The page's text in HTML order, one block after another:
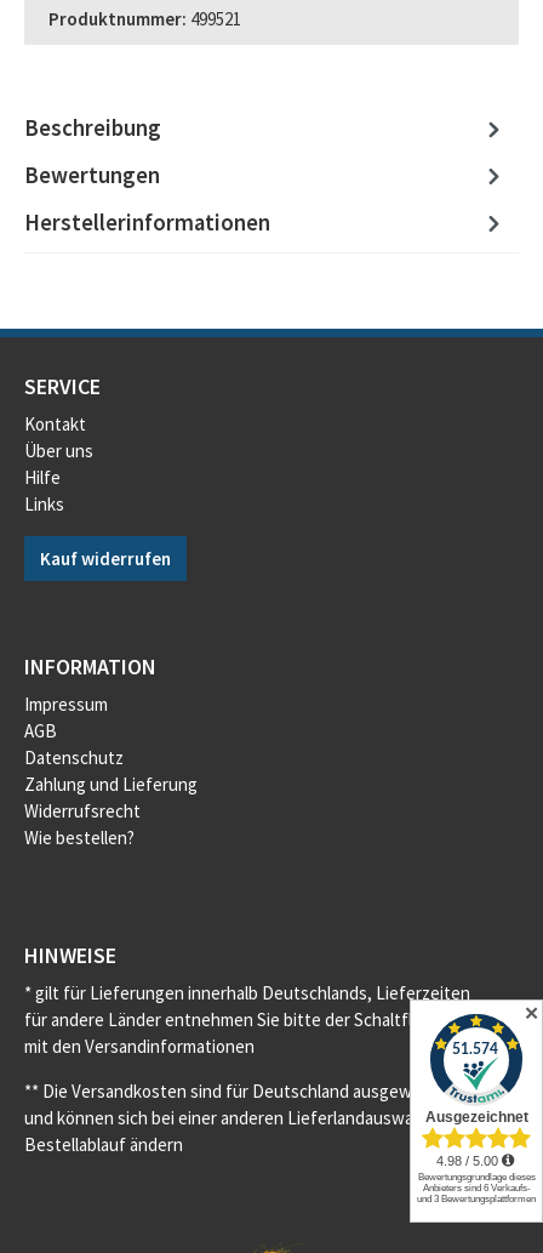
Produktnummer: 499521
Beschreibung
Bewertungen
Herstellerinformationen
SERVICE
Kontakt
Über uns
Hilfe
Links
Kauf widerrufen
INFORMATION
Impressum
AGB
Datenschutz
Zahlung und Lieferung
Widerrufsrecht
Wie bestellen?
HINWEISE
* gilt für Lieferungen innerhalb Deutschlands, Lieferzeiten
für andere Länder entnehmen Sie bitte der Schaltfläche
mit den Versandinformationen
** Die Versandkosten sind für Deutschland ausgewiesen
und können sich bei einer anderen Lieferlandauswahl im
Bestellablauf ändern
✕